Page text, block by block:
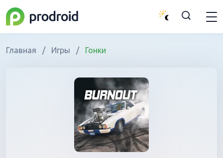
Главная / Игры / Гонки